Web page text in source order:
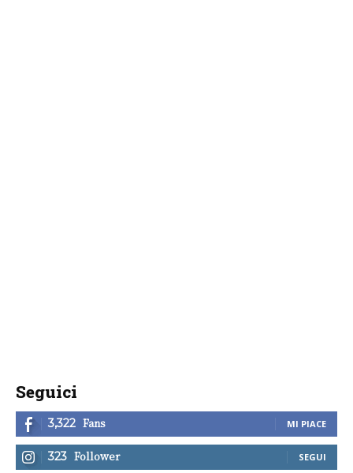
Seguici
3,322 Fans MI PIACE
323 Follower SEGUI